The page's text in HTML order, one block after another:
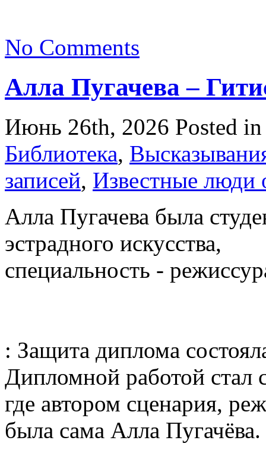
No Comments
Алла Пугачева –
Июнь 26th, 2026 Posted
Библиотека,
записей, Известные люди
Алла Пугачева была
эстрадного искусства,
специальность -
: Защита диплома
Дипломной работой стал
где автором сценария,
была сама Алла Пугачёва.